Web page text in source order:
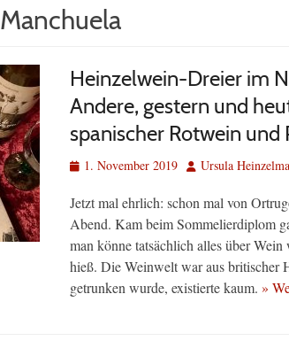
Manchuela
Heinzelwein-Dreier im
Andere, gestern und
spanischer Rotwein und
Veröffentlicht
1. November 2019 AutorUrsula
Jetzt mal ehrlich: schon mal von
Abend. Kam beim Sommelierdiplom
man könne tatsächlich alles über
hieß. Die Weinwelt war aus britischer
getrunken wurde, existierte kaum. »